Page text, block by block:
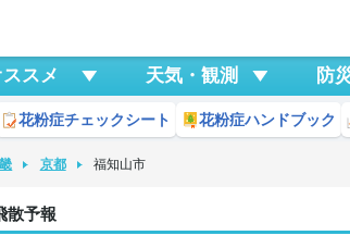
ススメ 天気・観測 防
花粉症チェックシート 花粉症ハンドブック
京都 福知山市
散予報